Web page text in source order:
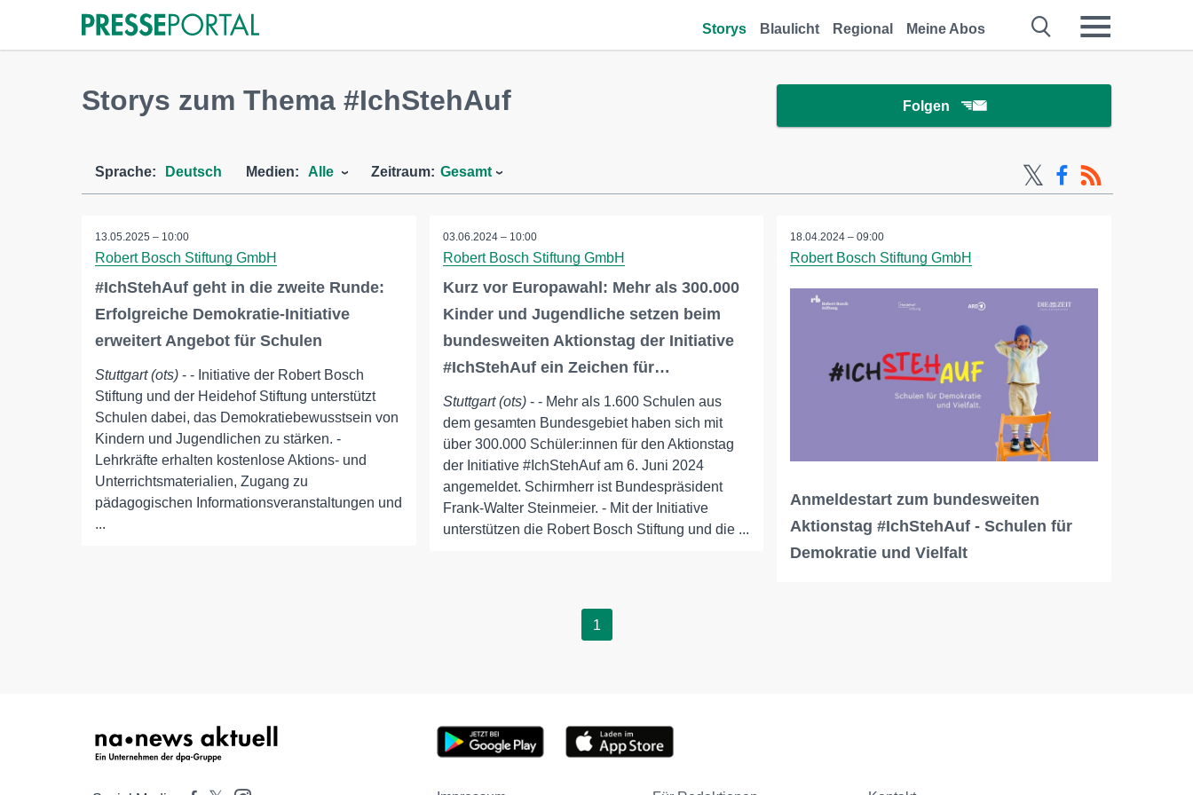
Storys Blaulicht Regional Meine Abos
Storys zum Thema #IchStehAuf Folgen
Sprache: Deutsch Medien: Alle Zeitraum: Gesamt
13.05.2025 – 10:00
Robert Bosch Stiftung GmbH
#IchStehAuf geht in die zweite Runde:
Erfolgreiche Demokratie-Initiative
erweitert Angebot für Schulen
Stuttgart (ots) - - Initiative der Robert Bosch
Stiftung und der Heidehof Stiftung unterstützt
Schulen dabei, das Demokratiebewusstsein von
Kindern und Jugendlichen zu stärken. -
Lehrkräfte erhalten kostenlose Aktions- und
Unterrichtsmaterialien, Zugang zu
pädagogischen Informationsveranstaltungen und
...
03.06.2024 – 10:00
Robert Bosch Stiftung GmbH
Kurz vor Europawahl: Mehr als 300.000
Kinder und Jugendliche setzen beim
bundesweiten Aktionstag der Initiative
#IchStehAuf ein Zeichen für…
Stuttgart (ots)- - Mehr als 1.600 Schulen aus
dem gesamten Bundesgebiet haben sich mit
über 300.000 Schüler:innen für den Aktionstag
der Initiative #IchStehAuf am 6. Juni 2024
angemeldet. Schirmherr ist Bundespräsident
Frank-Walter Steinmeier. - Mit der Initiative
unterstützen die Robert Bosch Stiftung und die ...
18.04.2024 – 09:00
Robert Bosch Stiftung GmbH
Anmeldestart zum bundesweiten
Aktionstag #IchStehAuf - Schulen für
Demokratie und Vielfalt
1